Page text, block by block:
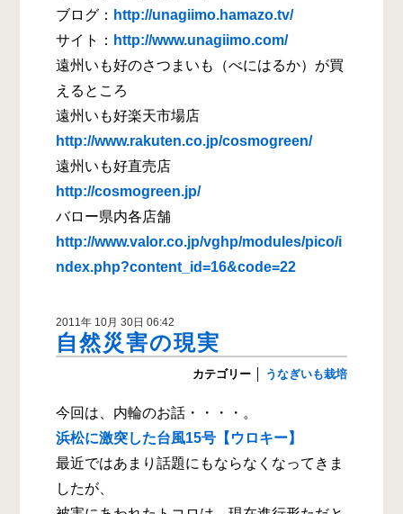
ブログ： http://unagiimo.hamazo.tv/
サイト： http://www.unagiimo.com/
遠州いも好のさつまいも（べにはるか）が買
えるところ
遠州いも好楽天市場店
http://www.rakuten.co.jp/cosmogreen/
遠州いも好直売店
http://cosmogreen.jp/
バロー県内各店舗
http://www.valor.co.jp/vghp/modules/pico/i
ndex.php?content_id=16&code=22
2011年 10月 30日 06:42
自然災害の現実
カテゴリー うなぎいも栽培
今回は、内輪のお話・・・・。
浜松に激突した台風15号【ウロキー】
最近ではあまり話題にもならなくなってきま
したが、